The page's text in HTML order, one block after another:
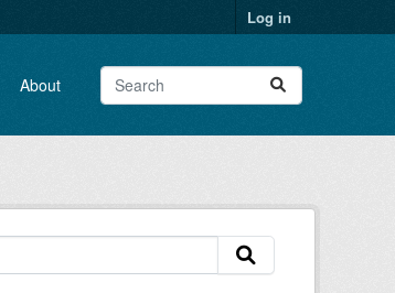
Log in
About